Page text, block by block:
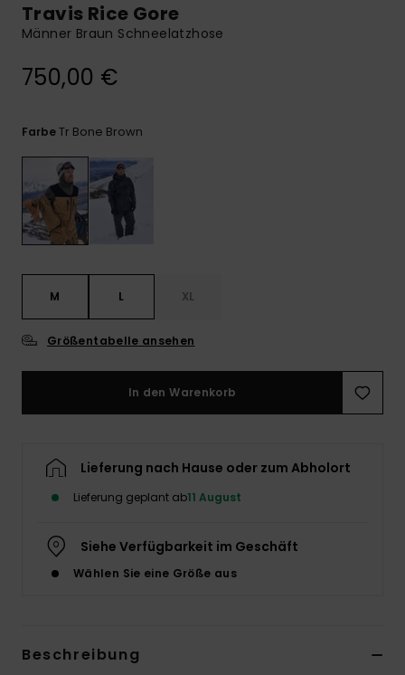
unser
Kontaktformular.
Travis Rice Gore
Männer Braun Schneelatzhose
750,00 €
FarbeTr Bone Brown
M L XL
Größentabelle ansehen
In den Warenkorb
Lieferung nach Hause oder zum Abholort
Lieferung geplant ab11 August
Siehe Verfügbarkeit im Geschäft
Wählen Sie eine Größe aus
Beschreibung